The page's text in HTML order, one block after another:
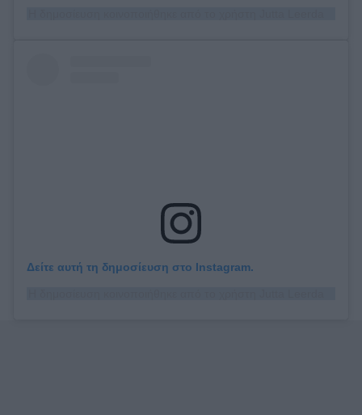
Δείτε αυτή τη δημοσίευση στο Instagram.